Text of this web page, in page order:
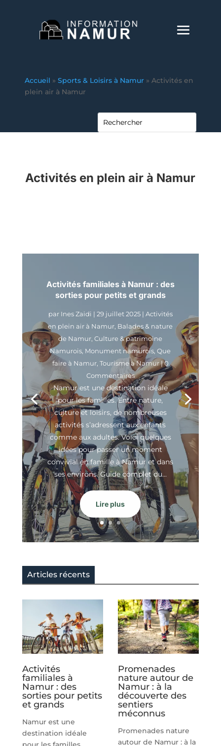
Accueil » Sports & Loisirs à Namur » Activités en
plein air à Namur
Activités en plein air à Namur
Activités familiales à Namur : des
sorties pour petits et grands
par Ines Zaidi | 29 juillet 2025| Activités
en plein air à Namur, Balades & nature
de Namur,Culture & patrimoine
Namurois, Monument namurois,Que
faire à Namur, Tourisme à Namur| 0
Commentaires
Namur est une destination idéale
pour les familles. Entre nature,
culture et loisirs, de nombreuses
activités s’adressent aux enfants
comme aux adultes. Voici quelques
idées pour passer un moment
convivial en famille à Namur et dans
ses environs. Guide complet du...
Lire plus
Articles récents
Activités
familiales à
Namur : des
sorties pour petits
et grands
Namur est une
destination idéale
Promenades
nature autour de
Namur : à la
découverte des
sentiers
méconnus
Promenades nature
autour de Namur : à la